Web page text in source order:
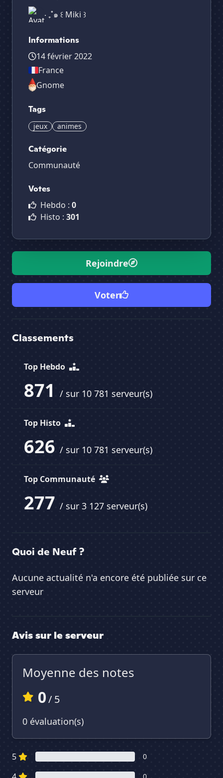
‧ ₊˚๑ ꒰ Miki ꒱
Informations
14 février 2022
France
Gnome
Tags
jeux animes
Catégorie
Communauté
Votes
Hebdo : 0
Histo : 301
Rejoindre
Voter
Classements
Top Hebdo
871 / sur 10 781 serveur(s)
Top Histo
626 / sur 10 781 serveur(s)
Top Communauté
277 / sur 3 127 serveur(s)
Quoi de Neuf ?
Aucune actualité n'a encore été publiée sur ce
serveur
Avis sur le serveur
Moyenne des notes
0/ 5
0 évaluation(s)
5 0